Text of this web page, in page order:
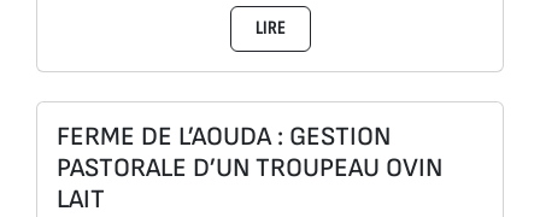
LIRE
FERME DE L’AOUDA : GESTION
PASTORALE D’UN TROUPEAU OVIN
LAIT